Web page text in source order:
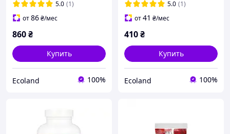
5.0 (1)
от86₴/мес
860₴
Купить
Ecoland 100%
5.0 (1)
от41 ₴/мес
410₴
Купить
Ecoland 100%